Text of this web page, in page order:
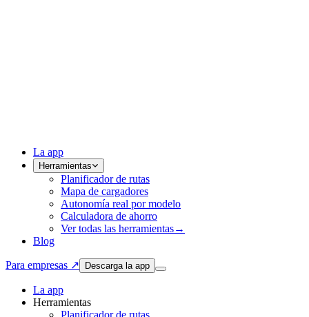
La app
Herramientas
Planificador de rutas
Mapa de cargadores
Autonomía real por modelo
Calculadora de ahorro
Ver todas las herramientas→
Blog
Para empresas ↗ Descarga la app
La app
Herramientas
Planificador de rutas